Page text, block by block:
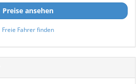
Preise ansehen
Freie Fahrer finden